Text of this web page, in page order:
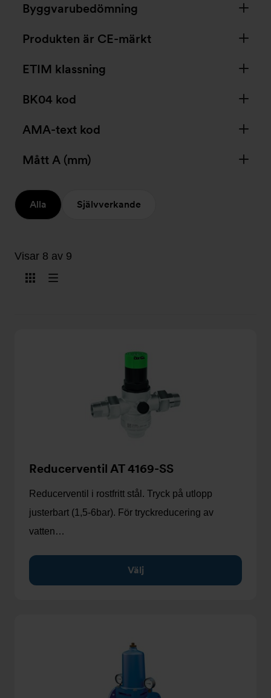
Byggvarubedömning
Produkten är CE-märkt
ETIM klassning
BK04 kod
AMA-text kod
Mått A (mm)
Alla Självverkande
Visar 8 av 9
Visa
Visa
Reducerventil AT 4169-SS
Reducerventil i rostfritt stål. Tryck på utlopp
justerbart (1,5-6bar). För tryckreducering av
vatten…
Välj